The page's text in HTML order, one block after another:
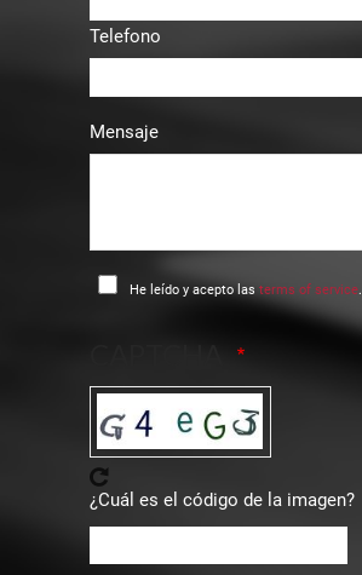
Telefono
Mensaje
He leído y acepto las terms of service.
¿Cuál es el código de la imagen?